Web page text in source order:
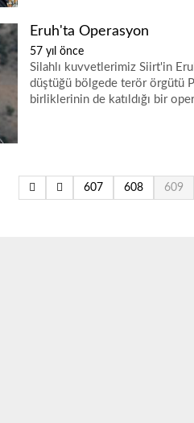
Eruh'ta Operasyon
57 yıl önce
Silahlı kuvvetlerimiz Siirt'in
düştüğü bölgede terör örgütü
birliklerinin de katıldığı bir
607 608 609